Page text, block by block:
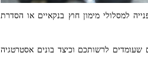
למסלולי מימון חוץ בנקאיים או הסדרת
לרשותכם וכיצד בונים אסטרטגיה